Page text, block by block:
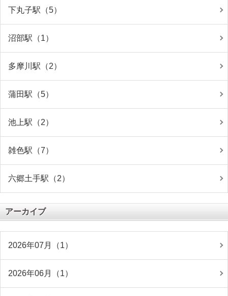
下丸子駅（5）
沼部駅（1）
多摩川駅（2）
蒲田駅（5）
池上駅（2）
雑色駅（7）
六郷土手駅（2）
アーカイブ
2026年07月（1）
2026年06月（1）